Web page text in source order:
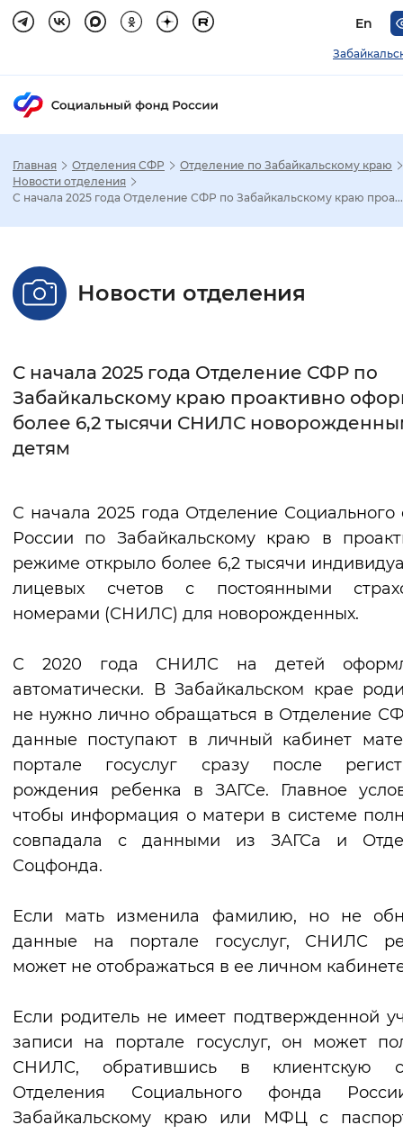
En
Настройка режима отображения
Стандартный Увеличенный
Интервал между буквами
Цвет сайта
Инверсивный
Синий фон
Включены Выключены
Звуковой ассистент
Воспроизвести Остановить
Вернуть стандартные настройки
Главная Отделения СФР
Отделение по Забайкальскому краю
Новости отделения
С начала 2025 года Отделение СФР по Забайкальскому краю проа...
Новости отделения
С начала 2025 года Отделение СФР по
Забайкальскому краю проактивно
более 6,2 тысячи СНИЛС
детям
С начала 2025 года Отделение
России по Забайкальскому краю в
режиме открыло более 6,2 тысячи
лицевых счетов с постоянными
номерами (СНИЛС) для новорожденных.
С 2020 года СНИЛС на детей
автоматически. В Забайкальском крае
не нужно лично обращаться в Отделение
данные поступают в личный кабинет
портале госуслуг сразу после
рождения ребенка в ЗАГСе. Главное
чтобы информация о матери в системе
совпадала с данными из ЗАГСа и
Соцфонда.
Если мать изменила фамилию, но не
данные на портале госуслуг, СНИЛС
может не отображаться в ее личном
Если родитель не имеет подтвержденной
записи на портале госуслуг, он может
СНИЛС, обратившись в клиентскую
Отделения Социального фонда
Забайкальскому краю или МФЦ с